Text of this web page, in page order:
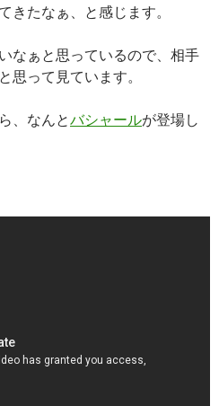
きたなぁ、と感じます。
なぁと思っているので、相手
思って見ています。
、なんとバシャールが登場し